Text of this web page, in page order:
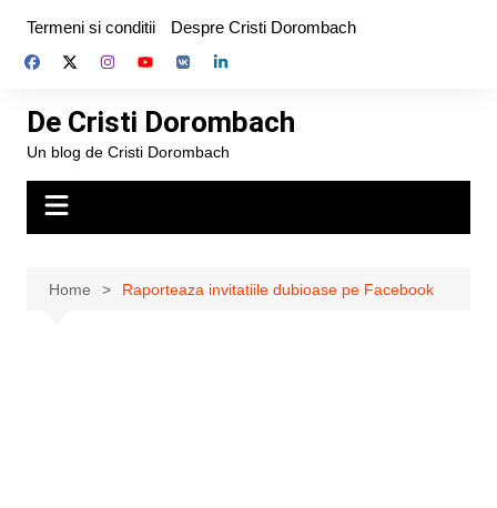
content
Termeni si conditii Despre Cristi Dorombach
De Cristi Dorombach
Un blog de Cristi Dorombach
Home Raporteaza invitatiile dubioase pe Facebook